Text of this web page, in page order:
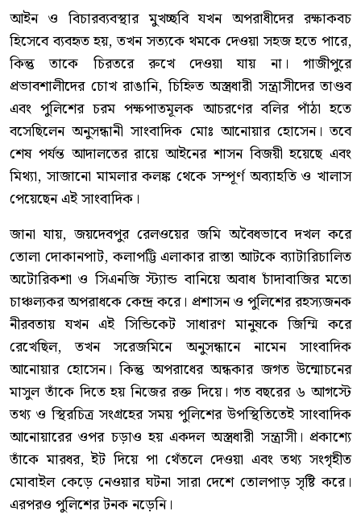
আইন ও বিচারব্যবস্থার মুখচ্ছবি যখন অপরাধীদের রক্ষাকবচ
হিসেবে ব্যবহৃত হয়, তখন সত্যকে থমকে দেওয়া সহজ হতে পারে,
কিন্তু তাকে চিরতরে রুখে দেওয়া যায় না। গাজীপুরে
প্রভাবশালীদের চোখ রাঙানি, চিহ্নিত অস্ত্রধারী সন্ত্রাসীদের তাণ্ডব
এবং পুলিশের চরম পক্ষপাতমূলক আচরণের বলির পাঁঠা হতে
বসেছিলেন অনুসন্ধানী সাংবাদিক মোঃ আনোয়ার হোসেন। তবে
শেষ পর্যন্ত আদালতের রায়ে আইনের শাসন বিজয়ী হয়েছে এবং
মিথ্যা, সাজানো মামলার কলঙ্ক থেকে সম্পূর্ণ অব্যাহতি ও খালাস
পেয়েছেন এই সাংবাদিক।
জানা যায়, জয়দেবপুর রেলওয়ের জমি অবৈধভাবে দখল করে
তোলা দোকানপাট, কলাপট্টি এলাকার রাস্তা আটকে ব্যাটারিচালিত
অটোরিকশা ও সিএনজি স্ট্যান্ড বানিয়ে অবাধ চাঁদাবাজির মতো
চাঞ্চল্যকর অপরাধকে কেন্দ্র করে। প্রশাসন ও পুলিশের রহস্যজনক
নীরবতায় যখন এই সিন্ডিকেট সাধারণ মানুষকে জিম্মি করে
রেখেছিল, তখন সরেজমিনে অনুসন্ধানে নামেন সাংবাদিক
আনোয়ার হোসেন। কিন্তু অপরাধের অন্ধকার জগত উন্মোচনের
মাসুল তাঁকে দিতে হয় নিজের রক্ত দিয়ে। গত বছরের ৬ আগস্টে
তথ্য ও স্থিরচিত্র সংগ্রহের সময় পুলিশের উপস্থিতিতেই সাংবাদিক
আনোয়ারের ওপর চড়াও হয় একদল অস্ত্রধারী সন্ত্রাসী। প্রকাশ্যে
তাঁকে মারধর, ইট দিয়ে পা থেঁতলে দেওয়া এবং তথ্য সংগৃহীত
মোবাইল কেড়ে নেওয়ার ঘটনা সারা দেশে তোলপাড় সৃষ্টি করে।
এরপরও পুলিশের টনক নড়েনি।